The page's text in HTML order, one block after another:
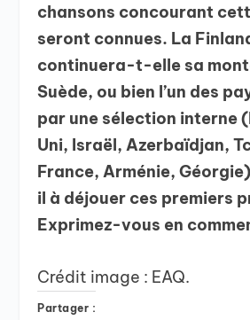
chansons concourant
seront connues. La
continuera-t-elle sa
Suède, ou bien l’un des
par une sélection interne
Uni, Israël, Azerbaïdjan,
France, Arménie,
il à déjouer ces premiers
Exprimez-vous en
Crédit image : EAQ.
Partager :